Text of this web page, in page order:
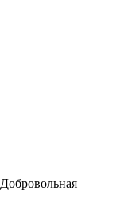
Добровольная